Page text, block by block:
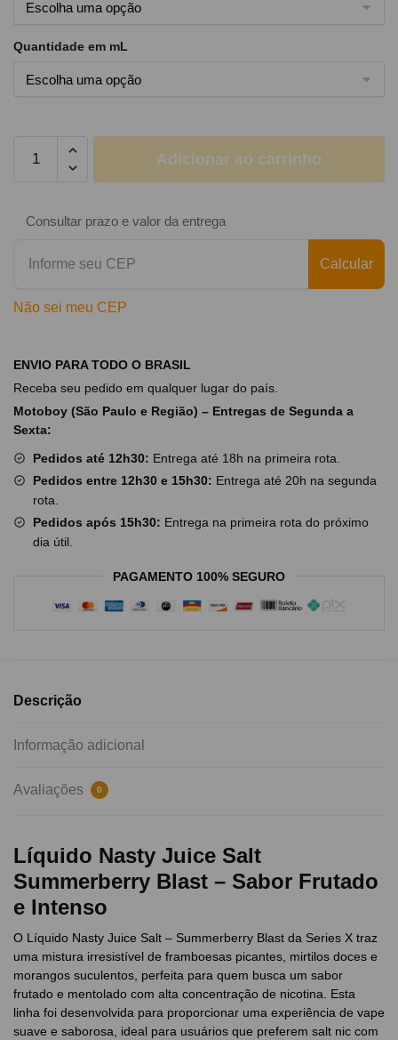
Quantidade em mL
Adicionar ao carrinho
Consultar prazo e valor da entrega
Calcular
Não sei meu CEP
ENVIO PARA TODO O BRASIL
Receba seu pedido em qualquer lugar do país.
Motoboy (São Paulo e Região) – Entregas de Segunda a
Sexta:
Pedidos até 12h30: Entrega até 18h na primeira rota.
Pedidos entre 12h30 e 15h30: Entrega até 20h na segunda
rota.
Pedidos após 15h30: Entrega na primeira rota do próximo
dia útil.
PAGAMENTO 100% SEGURO
Descrição
Informação adicional
Avaliações 0
Líquido Nasty Juice Salt
Summerberry Blast – Sabor Frutado
e Intenso
O Líquido Nasty Juice Salt – Summerberry Blast da Series X traz
uma mistura irresistível de framboesas picantes, mirtilos doces e
morangos suculentos, perfeita para quem busca um sabor
frutado e mentolado com alta concentração de nicotina. Esta
linha foi desenvolvida para proporcionar uma experiência de vape
suave e saborosa, ideal para usuários que preferem salt nic com